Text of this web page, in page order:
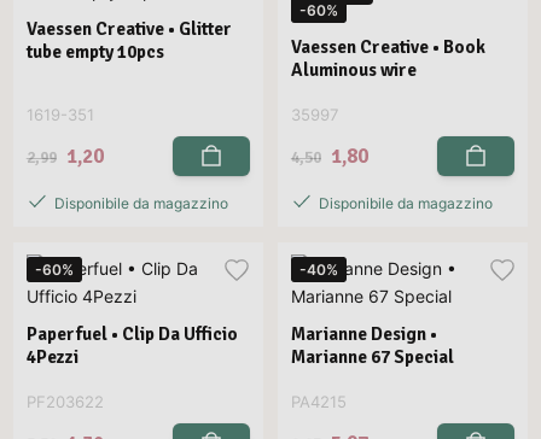
Vaessen Creative • Glitter
tube empty 10pcs
1619-351
2,99 1,20
Disponibile da magazzino
-60%
Vaessen Creative • Book
Aluminous wire
35997
4,50 1,80
Disponibile da magazzino
-60%
Paperfuel • Clip Da Ufficio
4Pezzi
PF203622
-40%
Marianne Design •
Marianne 67 Special
PA4215